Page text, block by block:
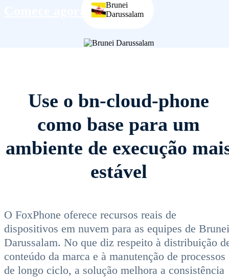
Brunei
Darussalam
Use o bn-cloud-phone
como base para um
ambiente de execução
estável
O FoxPhone oferece recursos reais de
dispositivos em nuvem para as equipes de Brunei
Darussalam. No que diz respeito à distribuição
conteúdo da marca e à manutenção de processos
de longo ciclo, a solução melhora a consistência